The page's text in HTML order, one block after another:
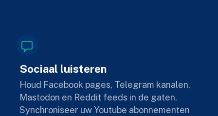
Sociaal luisteren
Houd Facebook pages, Telegram kanalen,
Mastodon en Reddit feeds in de gaten.
Synchroniseer uw Youtube abonnementen